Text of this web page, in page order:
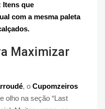
Itens que
com a mesma paleta
Maximizar
, o Cupomzeiros
olho na seção “Last